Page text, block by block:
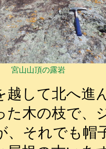
宮山山頂の露岩
して北へ進
た木の枝で、
、それでも帽